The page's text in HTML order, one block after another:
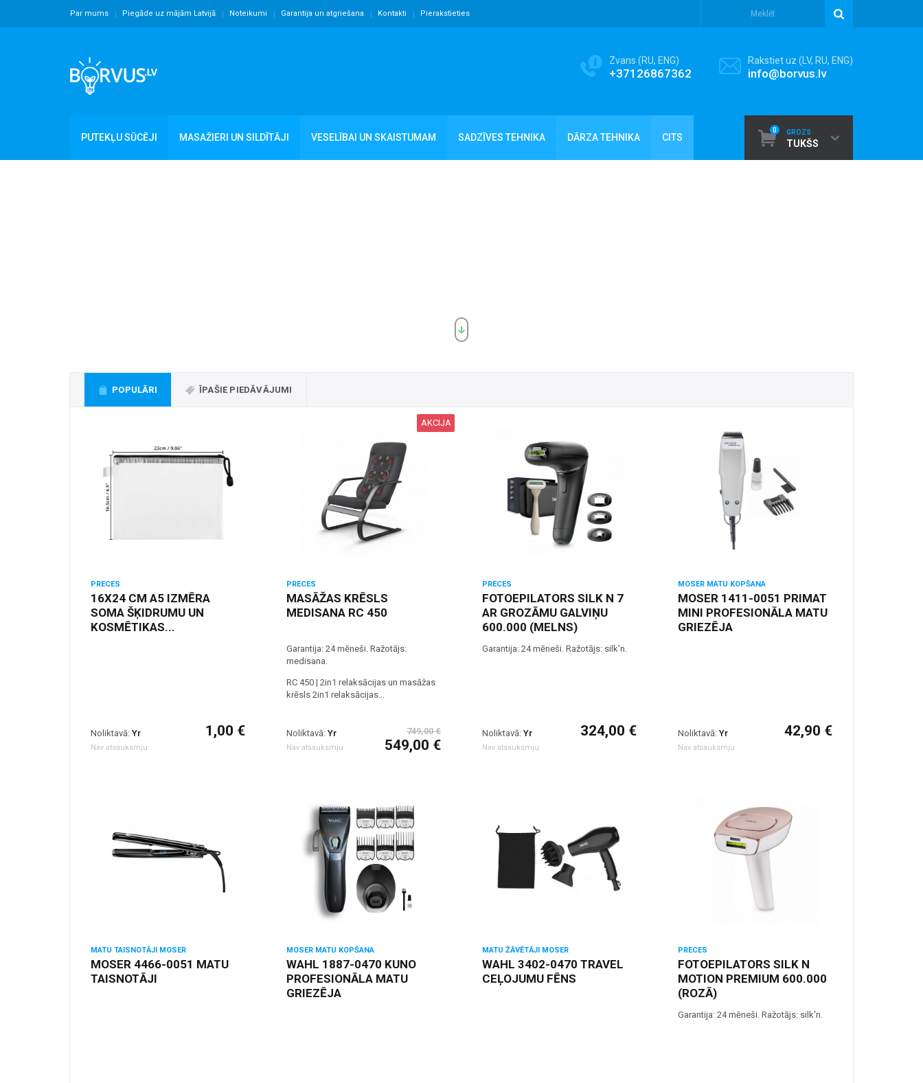
Par mums Piegāde uz mājām Latvijā Noteikumi Garantija un atgriešana Kontakti Pierakstieties
Zvans (RU, ENG)
+37126867362
Rakstiet uz (LV, RU, ENG)
info@borvus.lv
0 GROZS
TUKŠS
PUTEKĻU SŪCĒJI MASAŽIERI UN SILDĪTĀJI VESELĪBAI UN SKAISTUMAM SADZĪVES TEHNIKA DĀRZA TEHNIKA CITS
POPULĀRI ĪPAŠIE PIEDĀVĀJUMI
PRECES
16X24 CM A5 IZMĒRA
SOMA ŠĶIDRUMU UN
KOSMĒTIKAS...
Noliktavā: Yr
Nav atsauksmju
1,00 €
AKCIJA
PRECES
MASĀŽAS KRĒSLS
MEDISANA RC 450
Garantija: 24 mēneši. Ražotājs:
medisana.
RC 450 | 2in1 relaksācijas un masāžas
krēsls 2in1 relaksācijas...
Noliktavā: Yr
Nav atsauksmju
749,00 €
549,00 €
PRECES
FOTOEPILATORS SILK N 7
AR GROZĀMU GALVIŅU
600.000 (MELNS)
Garantija: 24 mēneši. Ražotājs: silk'n.
Noliktavā: Yr
Nav atsauksmju
324,00 €
MOSER MATU KOPŠANA
MOSER 1411-0051 PRIMAT
MINI PROFESIONĀLA MATU
GRIEZĒJA
Noliktavā: Yr
Nav atsauksmju
42,90 €
MATU TAISNOTĀJI MOSER
MOSER 4466-0051 MATU
TAISNOTĀJI
MOSER MATU KOPŠANA
WAHL 1887-0470 KUNO
PROFESIONĀLA MATU
GRIEZĒJA
MATU ŽĀVĒTĀJI MOSER
WAHL 3402-0470 TRAVEL
CEĻOJUMU FĒNS
PRECES
FOTOEPILATORS SILK N
MOTION PREMIUM 600.000
(ROZĀ)
Garantija: 24 mēneši. Ražotājs: silk'n.